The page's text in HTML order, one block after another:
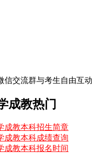
信交流群与考生自由互
成教热门
成教本科招生简章
成教本科成绩查询
成教本科报名时间